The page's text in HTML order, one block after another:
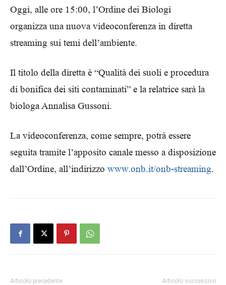
Oggi, alle ore 15:00, l’Ordine dei Biologi
organizza una nuova videoconferenza in diretta
streaming sui temi dell’ambiente.
Il titolo della diretta è “Qualità dei suoli e procedura
di bonifica dei siti contaminati” e la relatrice sarà la
biologa Annalisa Gussoni.
La videoconferenza, come sempre, potrà essere
seguita tramite l’apposito canale messo a disposizione
dall’Ordine, all’indirizzo www.onb.it/onb-streaming.
Articolo precedente Articolo successivo